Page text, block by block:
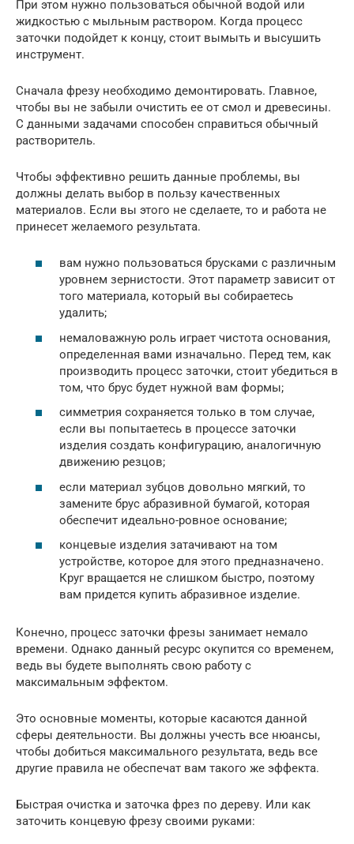
При этом нужно пользоваться обычной водой или
жидкостью с мыльным раствором. Когда процесс
заточки подойдет к концу, стоит вымыть и высушить
инструмент.
Сначала фрезу необходимо демонтировать. Главное,
чтобы вы не забыли очистить ее от смол и древесины.
С данными задачами способен справиться обычный
растворитель.
Чтобы эффективно решить данные проблемы, вы
должны делать выбор в пользу качественных
материалов. Если вы этого не сделаете, то и работа не
принесет желаемого результата.
вам нужно пользоваться брусками с различным
уровнем зернистости. Этот параметр зависит от
того материала, который вы собираетесь
удалить;
немаловажную роль играет чистота основания,
определенная вами изначально. Перед тем, как
производить процесс заточки, стоит убедиться в
том, что брус будет нужной вам формы;
симметрия сохраняется только в том случае,
если вы попытаетесь в процессе заточки
изделия создать конфигурацию, аналогичную
движению резцов;
если материал зубцов довольно мягкий, то
замените брус абразивной бумагой, которая
обеспечит идеально-ровное основание;
концевые изделия затачивают на том
устройстве, которое для этого предназначено.
Круг вращается не слишком быстро, поэтому
вам придется купить абразивное изделие.
Конечно, процесс заточки фрезы занимает немало
времени. Однако данный ресурс окупится со временем,
ведь вы будете выполнять свою работу с
максимальным эффектом.
Это основные моменты, которые касаются данной
сферы деятельности. Вы должны учесть все нюансы,
чтобы добиться максимального результата, ведь все
другие правила не обеспечат вам такого же эффекта.
Быстрая очистка и заточка фрез по дереву. Или как
заточить концевую фрезу своими руками: